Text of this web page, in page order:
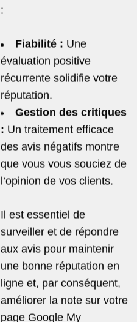
:
Fiabilité : Une
évaluation positive
récurrente solidifie votre
réputation.
Gestion des critiques
: Un traitement efficace
des avis négatifs montre
que vous vous souciez de
l’opinion de vos clients.
Il est essentiel de
surveiller et de répondre
aux avis pour maintenir
une bonne réputation en
ligne et, par conséquent,
améliorer la note sur votre
page Google My